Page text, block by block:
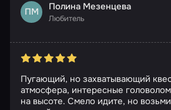
ПМ Полина Мезенцева
Любитель
Пугающий, но захватывающий
атмосфера, интересные
на высоте. Смело идите, но